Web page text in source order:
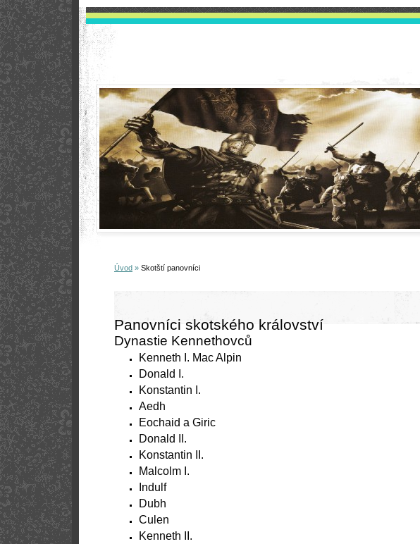
Úvod » Skotští panovníci
Panovníci skotského království
Dynastie Kennethovců
Kenneth I. Mac Alpin
Donald I.
Konstantin I.
Aedh
Eochaid a Giric
Donald II.
Konstantin II.
Malcolm I.
Indulf
Dubh
Culen
Kenneth II.